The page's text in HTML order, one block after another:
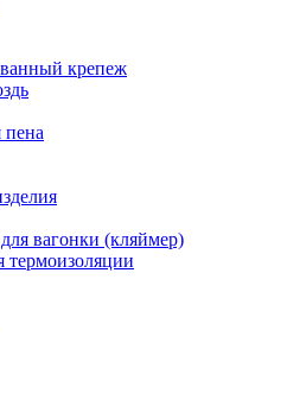
крепеж
вагонки (кляймер)
термоизоляции